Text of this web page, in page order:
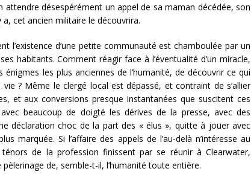
attendre désespérément un appel de sa maman décédée, son
a, cet ancien militaire le découvrira.
l’existence d’une petite communauté est chamboulée par un
habitants. Comment réagir face à l’éventualité d’un miracle,
les plus anciennes de l’humanité, de découvrir ce qui
? Même le clergé local est dépassé, et contraint de s’allier
et aux conversions presque instantanées que suscitent ces
beaucoup de doigté les dérives de la presse, avec des
déclaration choc de la part des « élus », quitte à jouer avec
marquée. Si l’affaire des appels de l’au-delà n’intéresse au
de la profession finissent par se réunir à Clearwater,
de, semble-t-il, l’humanité toute entière.